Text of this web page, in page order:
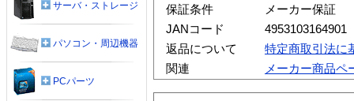
保証条件
メーカー保証
JANコード
4953103164901
返品について
特定商取引法に
関連
メーカー商品ペ
サーバ・ストレージ
パソコン・周辺機器
PCパーツ